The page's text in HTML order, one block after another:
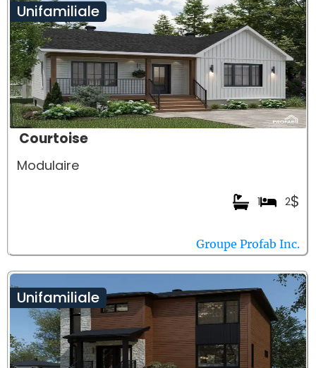
Unifamiliale
Courtoise
Modulaire
$
2
1
Groupe Profab Inc.
Unifamiliale